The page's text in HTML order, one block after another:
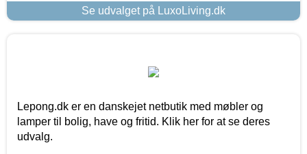
Se udvalget på LuxoLiving.dk
Lepong.dk er en danskejet netbutik med møbler og
lamper til bolig, have og fritid. Klik her for at se deres
udvalg.